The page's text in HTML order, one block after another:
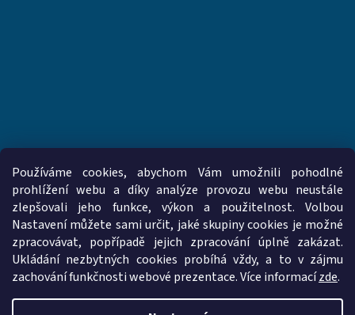
Používáme cookies, abychom Vám umožnili pohodlné
prohlížení webu a díky analýze provozu webu neustále
zlepšovali jeho funkce, výkon a použitelnost. Volbou
Nastavení můžete sami určit, jaké skupiny cookies je možné
zpracovávat, popřípadě jejich zpracování úplně zakázat.
Ukládání nezbytných cookies probíhá vždy, a to v zájmu
zachování funkčnosti webové prezentace. Více informacízde.
www.vzduchotechnika-ventilatory.cz www.palmat.cz
Vytvořil Shoptet